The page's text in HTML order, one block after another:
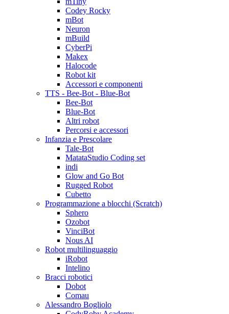
Codey Rocky
mBot
Neuron
mBuild
CyberPi
Makex
Halocode
Robot kit
Accessori e componenti
TTS - Bee-Bot - Blue-Bot
Bee-Bot
Blue-Bot
Altri robot
Percorsi e accessori
Infanzia e Prescolare
Tale-Bot
MatataStudio Coding set
indi
Glow and Go Bot
Rugged Robot
Cubetto
Programmazione a blocchi (Scratch)
Sphero
Ozobot
VinciBot
Nous AI
Robot multilinguaggio
iRobot
Intelino
Bracci robotici
Dobot
Comau
Alessandro Bogliolo